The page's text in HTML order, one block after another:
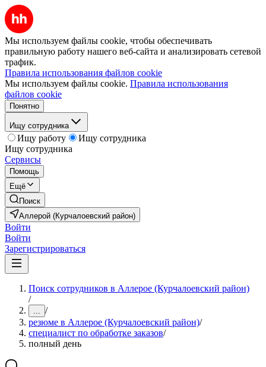
Мы используем файлы cookie, чтобы обеспечивать
правильную работу нашего веб-сайта и анализировать сетевой
трафик.
Правила использования файлов cookie
Мы используем файлы cookie. Правила использования
файлов cookie
Понятно
Ищу сотрудника
Ищу работу
Ищу сотрудника
Ищу сотрудника
Сервисы
Помощь
Ещё
Поиск
Аллерой (Курчалоевский район)
Войти
Войти
Зарегистрироваться
Поиск сотрудников в Аллерое (Курчалоевский район)
/
... /
резюме в Аллерое (Курчалоевский район)/
специалист по обработке заказов/
полный день